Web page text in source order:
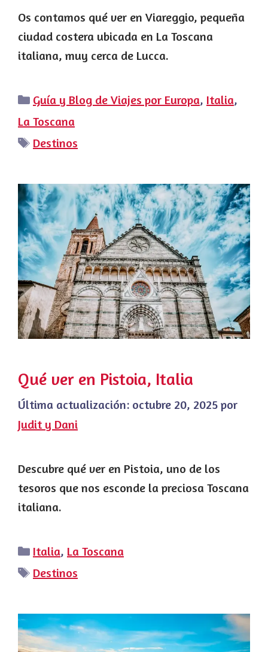
Os contamos qué ver en Viareggio, pequeña
ciudad costera ubicada en La Toscana
italiana, muy cerca de Lucca.
Categorías
Guía y Blog de Viajes por Europa, Italia,
La Toscana
Etiquetas
Destinos
Qué ver en Pistoia, Italia
Última actualización: octubre 20, 2025 por
Judit y Dani
Descubre qué ver en Pistoia, uno de los
tesoros que nos esconde la preciosa Toscana
italiana.
Categorías
Italia, La Toscana
Etiquetas
Destinos